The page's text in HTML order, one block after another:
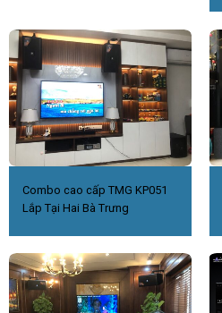
Combo cao cấp TMG KP051
Lắp Tại Hai Bà Trưng